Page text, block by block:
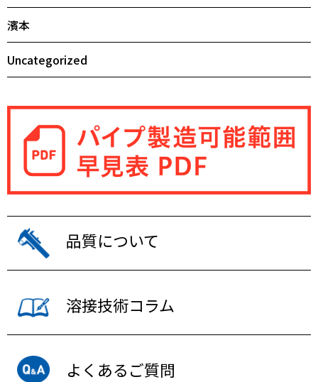
濱本
Uncategorized
品質について
溶接技術コラム
よくあるご質問